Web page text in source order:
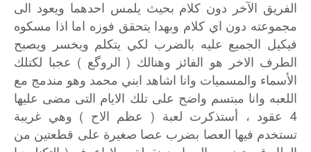
الفريق الآخر دون كلام بحيث يلمس احدهما ويعود الى
مجموعته دون اي كلام وبهدا يتحقق فوزه اما اذا مسكوه
فيكيل الجميع عليه بالضرب لكي يتكلم ويخسر
ويصبح
الطرف الاخر هو الفائز وهنالك ( الروگع ) عجبا لكتلك
الأسماء والمسميات وانا اشاهد ابني محمد وهو مندمج مع
اللعبه وانا مبتسم واضح على تلك الايام التى مضى عليها
4 عقود ، أستذكرت لعبة ( عظم الاح ) وهي غريبة
تستخدم فيها العصا بضرب عصا صغيرة على قطعتين من